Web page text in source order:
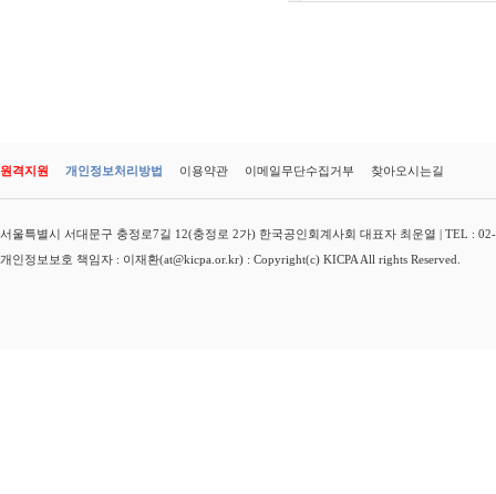
원격지원 개인정보처리방법 이용약관 이메일무단수집거부 찾아오시는길
서울특별시 서대문구 충정로7길 12(충정로 2가) 한국공인회계사회 대표자 최운열 | TEL :
개인정보보호 책임자 : 이재환(at@kicpa.or.kr) : Copyright(c) KICPA All rights Reserved.